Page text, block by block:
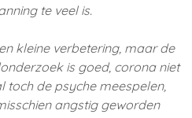
te veel is.
kleine verbetering, maar de
is goed, corona niet
toch de psyche meespelen,
angstig geworden